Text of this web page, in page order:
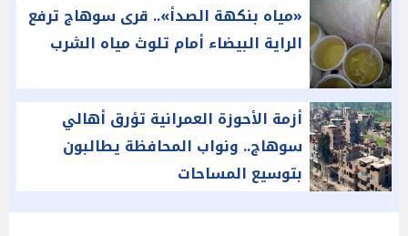
«مياه بنكهة الصدأ».. قرى سوهاج ترفع
الراية البيضاء أمام تلوث مياه الشرب
أزمة الأحوزة العمرانية تؤرق أهالي
سوهاج.. ونواب المحافظة يطالبون
بتوسيع المساحات